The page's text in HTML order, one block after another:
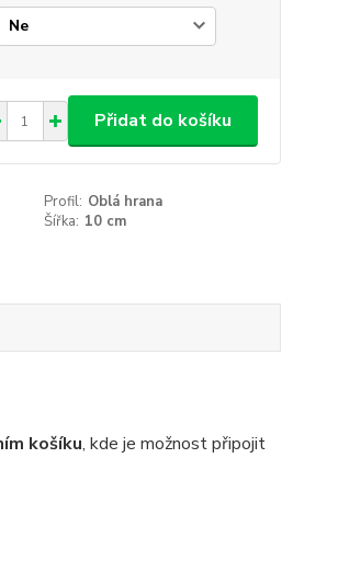
Přidat do košíku
Profil: Oblá hrana
Šířka: 10 cm
košíku, kde je možnost připojit